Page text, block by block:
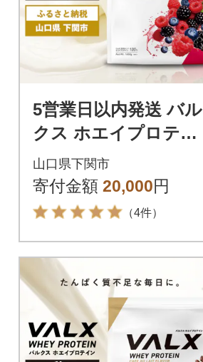
5営業日以内発送 バル
クス ホエイプロテイ
ン ベリー 風味 1kg IY
001-C
山口県下関市
寄付金額 20,000円
（4件）